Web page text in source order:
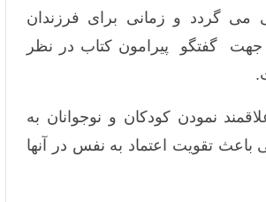
می گردد و زمانی برای فرزندان
گفتگو پیرامون کتاب در نظر
نمودن کودکان و نوجوانان به
باعث تقویت اعتماد به نفس در آنها